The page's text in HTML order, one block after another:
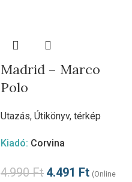
Madrid – Marco
Polo
Utazás, Útikönyv, térkép
Kiadó: Corvina
4.990Ft 4.491 Ft (Online